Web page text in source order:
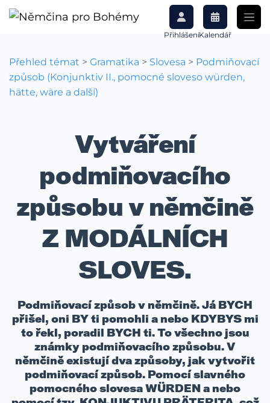
PřihlášeníKalendář
Přehled témat > Gramatika > Slovesa > Podmiňovací
způsob (Konjunktiv II., pomocné sloveso würden,
hätte, wäre a další)
Vytváření
podmiňovacího
způsobu v němčině
Z MODÁLNÍCH
SLOVES.
Podmiňovací způsob v němčině. Já BYCH
přišel, oni BY ti pomohli a nebo KDYBYS mi
to řekl, poradil BYCH ti. To všechno jsou
známky podmiňovacího způsobu. V
němčině existují dva způsoby, jak vytvořit
podmiňovací způsob. Pomocí slavného
pomocného slovesa WÜRDEN a nebo